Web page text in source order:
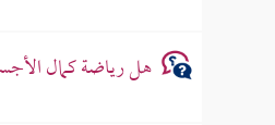
هل رياضة كمال